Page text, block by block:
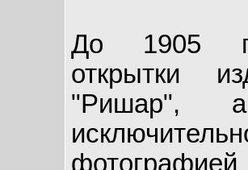
До 1905
открытки
"Ришар",